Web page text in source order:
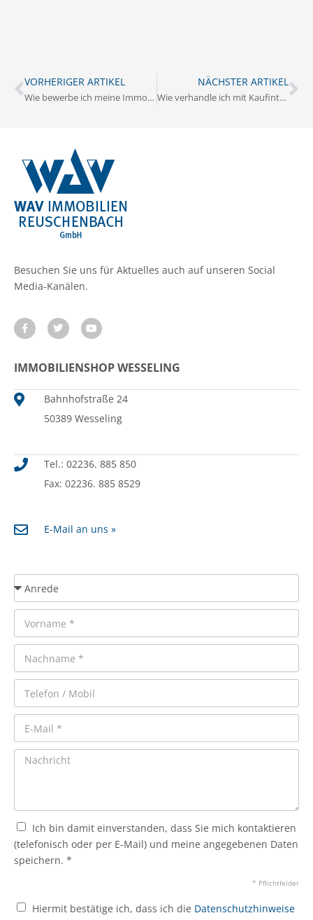
VORHERIGER ARTIKEL
Wie bewerbe ich meine Immobilie erfolgreich in Alfter?
NÄCHSTER ARTIKEL
Wie verhandle ich mit Kaufinteressenten in Alfter?
Besuchen Sie uns für Aktuelles auch auf unseren Social
Media-Kanälen.
IMMOBILIENSHOP WESSELING
Bahnhofstraße 24
50389 Wesseling
Tel.: 02236. 885 850
Fax: 02236. 885 8529
E-Mail an uns »
Ich bin damit einverstanden, dass Sie mich kontaktieren
(telefonisch oder per E-Mail) und meine angegebenen Daten
speichern. *
* Pflichtfelder
Hiermit bestätige ich, dass ich die Datenschutzhinweise